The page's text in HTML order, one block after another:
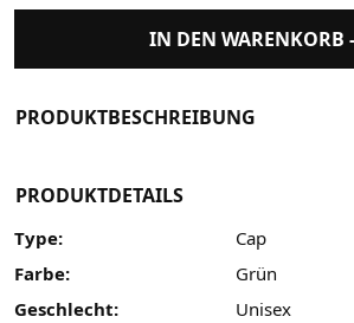
IN DEN WARENKORB -
PRODUKTBESCHREIBUNG
PRODUKTDETAILS
Type:
Cap
Farbe:
Grün
Geschlecht:
Unisex